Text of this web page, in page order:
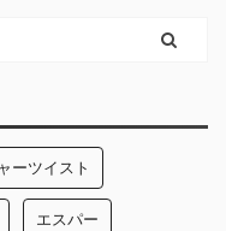
ーツイスト
エスパー